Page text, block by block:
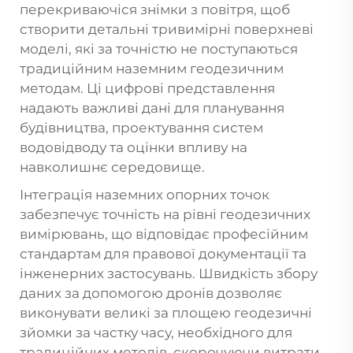
перекриваючіся знімки з повітря, щоб
створити детальні тривимірні поверхневі
моделі, які за точністю не поступаються
традиційним наземним геодезичним
методам. Ці цифрові представлення
надають важливі дані для планування
будівництва, проектування систем
водовідводу та оцінки впливу на
навколишнє середовище.
Інтеграція наземних опорних точок
забезпечує точність на рівні геодезичних
вимірювань, що відповідає професійним
стандартам для правової документації та
інженерних застосувань. Швидкість збору
даних за допомогою дронів дозволяє
виконувати великі за площею геодезичні
зйомки за частку часу, необхідного для